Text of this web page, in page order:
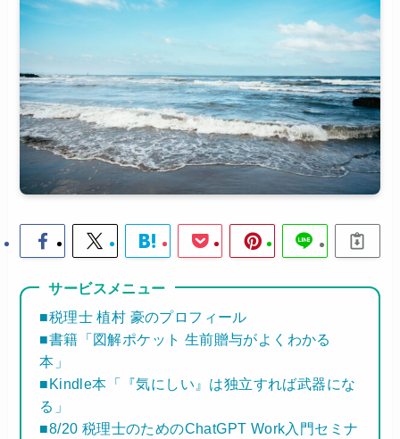
サービスメニュー
■税理士 植村 豪のプロフィール
■書籍「図解ポケット 生前贈与がよくわかる
本」
■Kindle本「『気にしい』は独立すれば武器にな
る」
■8/20 税理士のためのChatGPT Work入門セミナ